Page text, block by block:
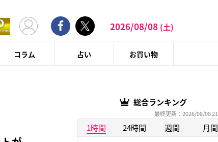
2026/08/08 (土)
コラム 占い お買い物
総合ランキング
最終更新：2026/08/08
1時間 24時間 週間 月間